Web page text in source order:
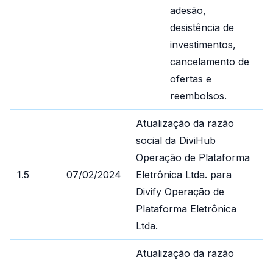
adesão,
desistência de
investimentos,
cancelamento de
ofertas e
reembolsos.
1.5 07/02/2024
Atualização da razão
social da DiviHub
Operação de Plataforma
Eletrônica Ltda. para
Divify Operação de
Plataforma Eletrônica
Ltda.
Atualização da razão